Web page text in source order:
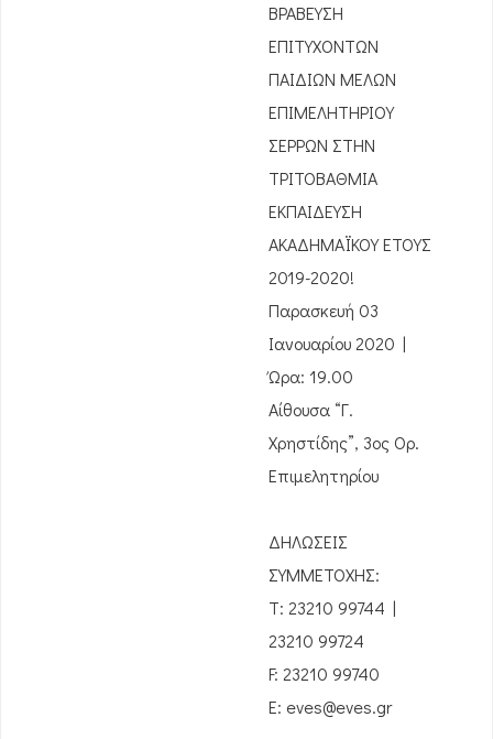
ΒΡΑΒΕΥΣΗ
ΕΠΙΤΥΧΟΝΤΩΝ
ΠΑΙΔΙΩΝ ΜΕΛΩΝ
ΕΠΙΜΕΛΗΤΗΡΙΟΥ
ΣΕΡΡΩΝ ΣΤΗΝ
ΤΡΙΤΟΒΑΘΜΙΑ
ΕΚΠΑΙΔΕΥΣΗ
ΑΚΑΔΗΜΑΪΚΟΥ ΕΤΟΥΣ
2019-2020!
Παρασκευή 03
Ιανουαρίου 2020 |
Ώρα: 19.00
Αίθουσα “Γ.
Χρηστίδης”, 3ος Ορ.
Επιμελητηρίου
ΔΗΛΩΣΕΙΣ
ΣΥΜΜΕΤΟΧΗΣ:
Τ: 23210 99744 |
23210 99724
F: 23210 99740
E: eves@eves.gr